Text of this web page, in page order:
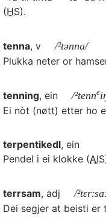
(HS).
tenna, v
/²tənna/
Plukka neter or
tenning, ein /²tenne
Ei nòt (nøtt) etter ho
terpentikedl, ein
Pendel i ei klokke (AIS
terrsam, adj
/
Dei segjer at beisti er